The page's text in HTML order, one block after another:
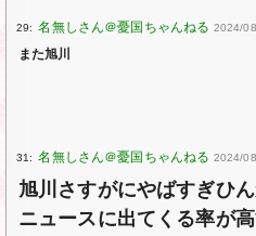
29: 2024/
また旭川
31: 2024/
旭川さすがにやばすぎひん
ニュースに出てくる率が